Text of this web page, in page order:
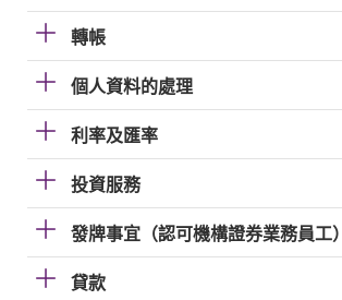
轉帳
個人資料的處理
利率及匯率
投資服務
發牌事宜（認可機構證券業務員工）
貸款